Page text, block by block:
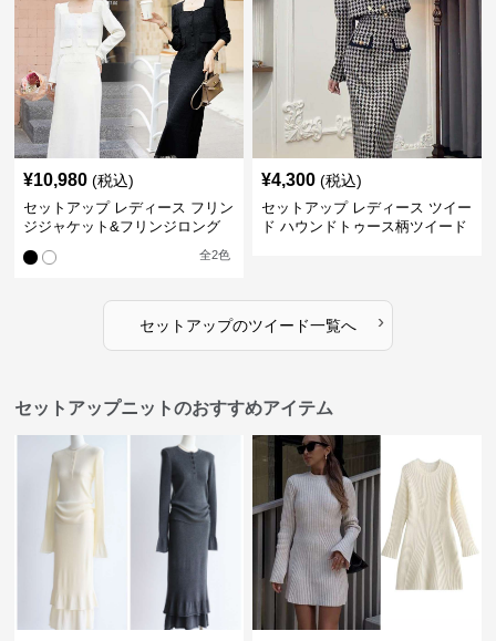
¥10,980 (税込)
セットアップ レディース フリン
ジジャケット&フリンジロング
スカートツイードセットアップ
全2色
¥4,300 (税込)
セットアップ レディース ツイー
ド ハウンドトゥース柄ツイード
セットアップのツイード一覧へ ›
セットアップニットのおすすめアイテム